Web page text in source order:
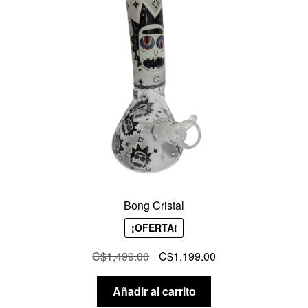
Bong Cristal
¡OFERTA!
C$1,499.00
El
precio
original
C$1,199.00El
Añadir al carrito